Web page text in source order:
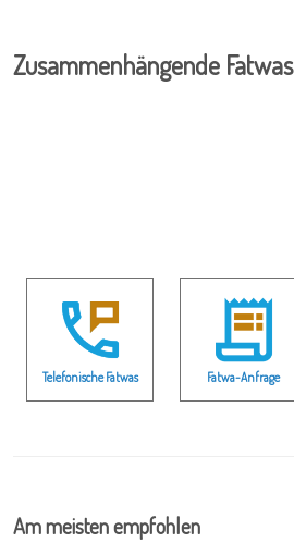
Zusammenhängende Fatwas
Telefonische Fatwas Fatwa-Anfrage
Am meisten empfohlen